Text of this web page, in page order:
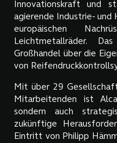
Innovationskraft und
agierende Industrie- und
europäischen
Leichtmetallräder.
Großhandel über die
von
Mit über 29
Mitarbeitenden ist
sondern auch
zukünftige
Eintritt von Philipp